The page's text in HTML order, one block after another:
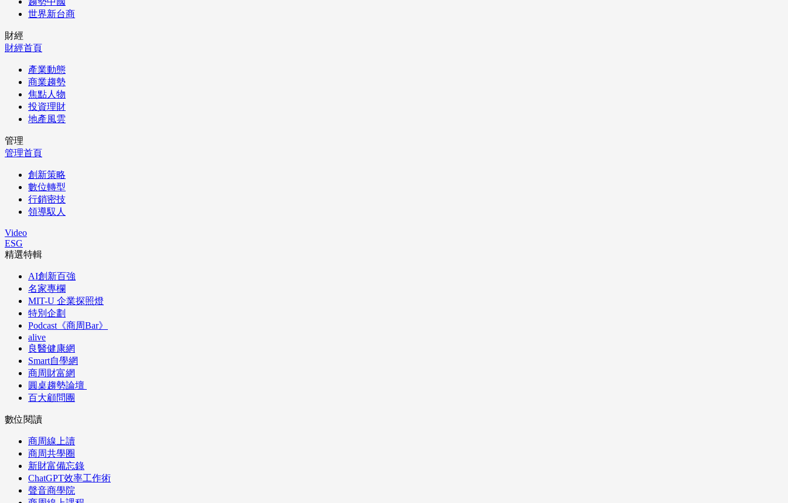
世界新台商
財經
財經首頁
產業動態
商業趨勢
焦點人物
投資理財
地產風雲
管理
管理首頁
創新策略
數位轉型
行銷密技
領導馭人
Video
ESG
精選特輯
AI創新百強
名家專欄
MIT-U 企業探照燈
特別企劃
Podcast《商周Bar》
alive
良醫健康網
Smart自學網
商周財富網
圓桌趨勢論壇
百大顧問團
數位閱讀
商周線上讀
商周共學圈
新財富備忘錄
ChatGPT效率工作術
聲音商學院